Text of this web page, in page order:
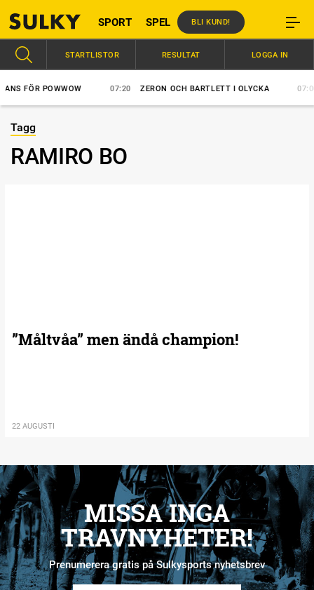
SPORT SPEL BLI KUND!
FÖR POWWOW 07:20 ZERON OCH BARTLETT I OLYCKA 07:00
STARTLISTOR RESULTAT LOGGA IN
Tagg
RAMIRO BO
”Måltvåa” men ändå champion!
22 AUGUSTI
MISSA INGA
TRAVNYHETER!
Prenumerera gratis på Sulkysports nyhetsbrev